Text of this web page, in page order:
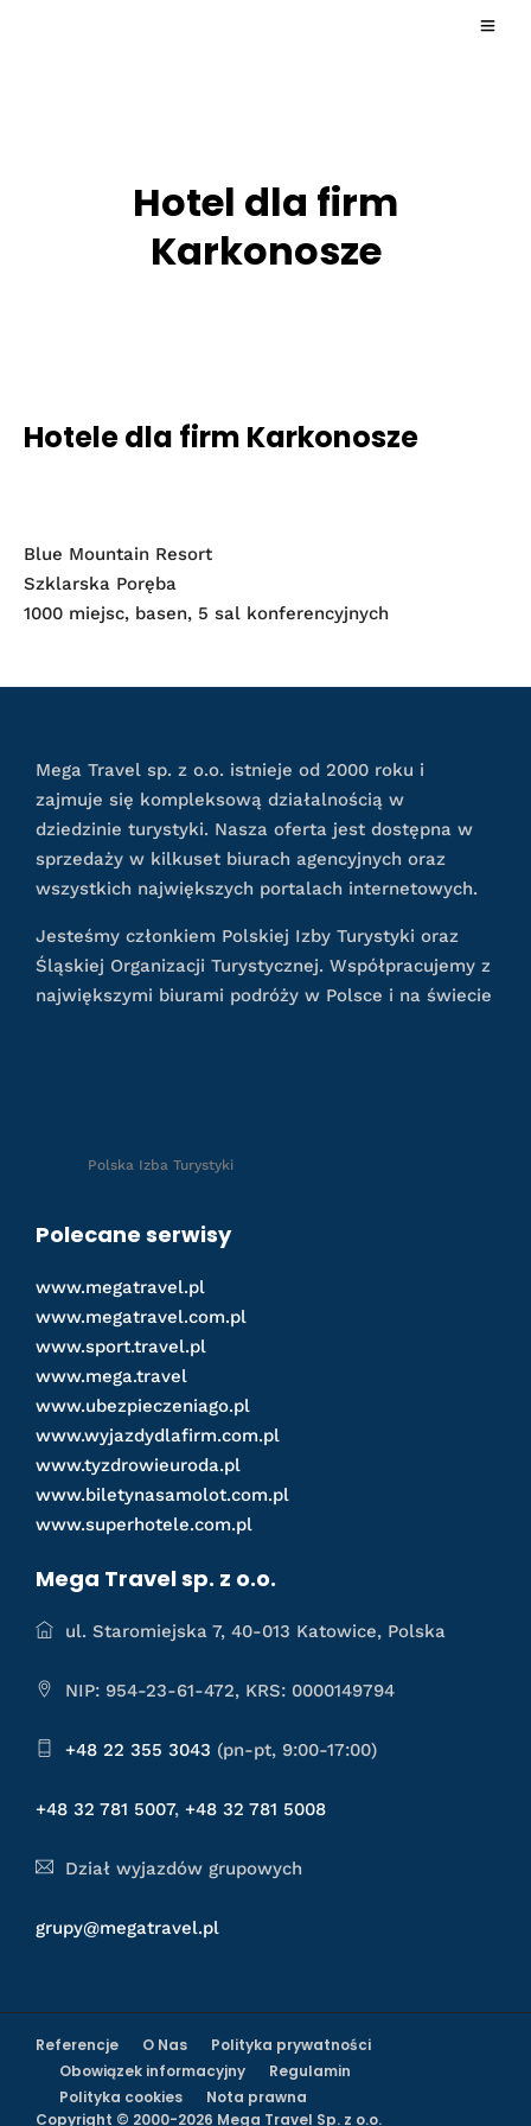
Hotel dla firm
Karkonosze
Hotele dla firm Karkonosze
Blue Mountain Resort
Szklarska Poręba
1000 miejsc, basen, 5 sal konferencyjnych
Mega Travel sp. z o.o. istnieje od 2000 roku i
zajmuje się kompleksową działalnością w
dziedzinie turystyki. Nasza oferta jest dostępna w
sprzedaży w kilkuset biurach agencyjnych oraz
wszystkich największych portalach internetowych.
Jesteśmy członkiem Polskiej Izby Turystyki oraz
Śląskiej Organizacji Turystycznej. Współpracujemy z
największymi biurami podróży w Polsce i na świecie
Polska Izba Turystyki
Polecane serwisy
www.megatravel.pl
www.megatravel.com.pl
www.sport.travel.pl
www.mega.travel
www.ubezpieczeniago.pl
www.wyjazdydlafirm.com.pl
www.tyzdrowieuroda.pl
www.biletynasamolot.com.pl
www.superhotele.com.pl
Mega Travel sp. z o.o.
ul. Staromiejska 7, 40-013 Katowice, Polska
NIP: 954-23-61-472, KRS: 0000149794
+48 22 355 3043 (pn-pt, 9:00-17:00)
+48 32 781 5007, +48 32 781 5008
Dział wyjazdów grupowych
grupy@megatravel.pl
Referencje O Nas
Polityka prywatności
Obowiązek informacyjny
Regulamin
Polityka cookies
Nota prawna
Copyright © 2000-2026 Mega Travel Sp. z o.o.